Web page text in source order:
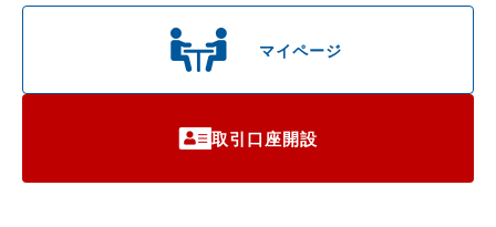
マイページ
取引口座開設